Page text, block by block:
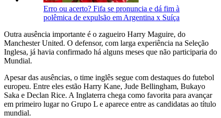
Erro ou acerto? Fifa se pronuncia e dá fim à
polêmica de expulsão em Argentina x Suíça
Outra ausência importante é o zagueiro Harry Maguire, do
Manchester United. O defensor, com larga experiência na Seleção
Inglesa, já havia confirmado há alguns meses que não participaria do
Mundial.
Apesar das ausências, o time inglês segue com destaques do futebol
europeu. Entre eles estão Harry Kane, Jude Bellingham, Bukayo
Saka e Declan Rice. A Inglaterra chega como favorita para avançar
em primeiro lugar no Grupo L e aparece entre as candidatas ao título
mundial.